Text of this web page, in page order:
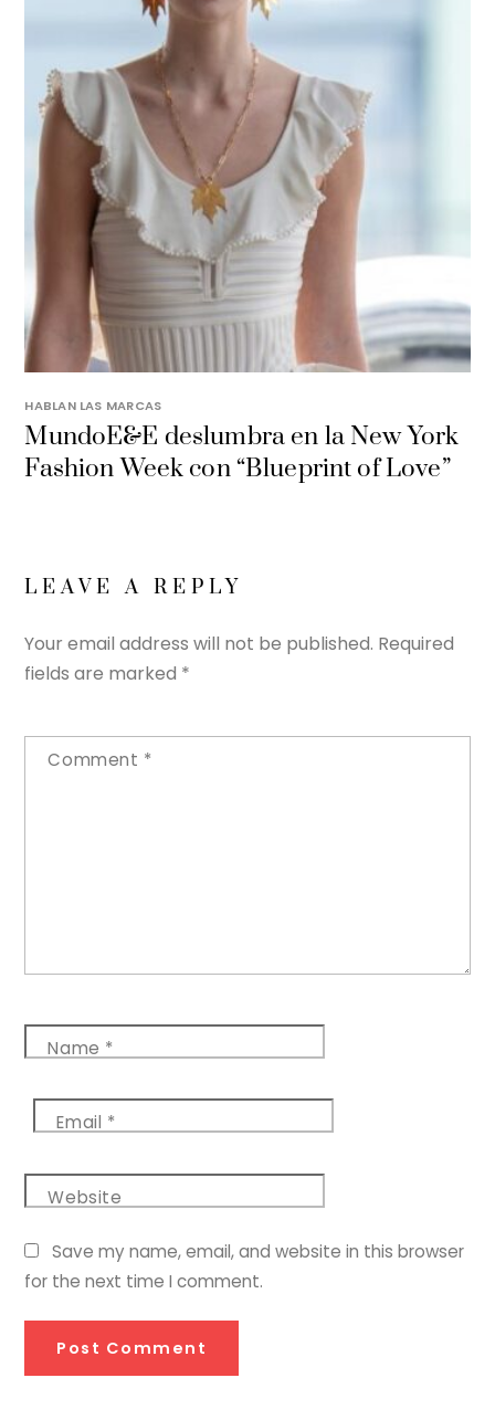
HABLAN LAS MARCAS
MundoE&E deslumbra en la New York
Fashion Week con “Blueprint of Love”
LEAVE A REPLY
Your email address will not be published. Required
fields are marked *
Comment *
Name *
Email *
Website
Save my name, email, and website in this browser
for the next time I comment.